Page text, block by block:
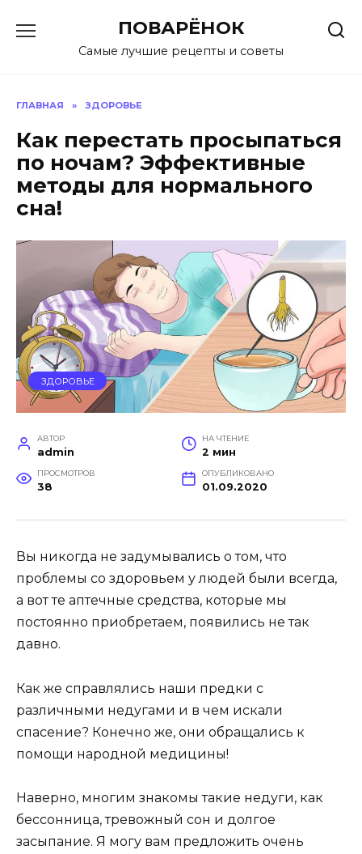
содержанию
ПОВАРЁНОК
Самые лучшие рецепты и советы
ГЛАВНАЯ » ЗДОРОВЬЕ
Как перестать просыпаться
по ночам? Эффективные
методы для нормального
сна!
ЗДОРОВЬЕ
АВТОР
admin
НА ЧТЕНИЕ
2 мин
ПРОСМОТРОВ
38
ОПУБЛИКОВАНО
01.09.2020
Вы никогда не задумывались о том, что
проблемы со здоровьем у людей были всегда,
а вот те аптечные средства, которые мы
постоянно приобретаем, появились не так
давно.
Как же справлялись наши предки с
различными недугами и в чем искали
спасение? Конечно же, они обращались к
помощи народной медицины!
Наверно, многим знакомы такие недуги, как
бессонница, тревожный сон и долгое
засыпание. Я могу вам предложить очень